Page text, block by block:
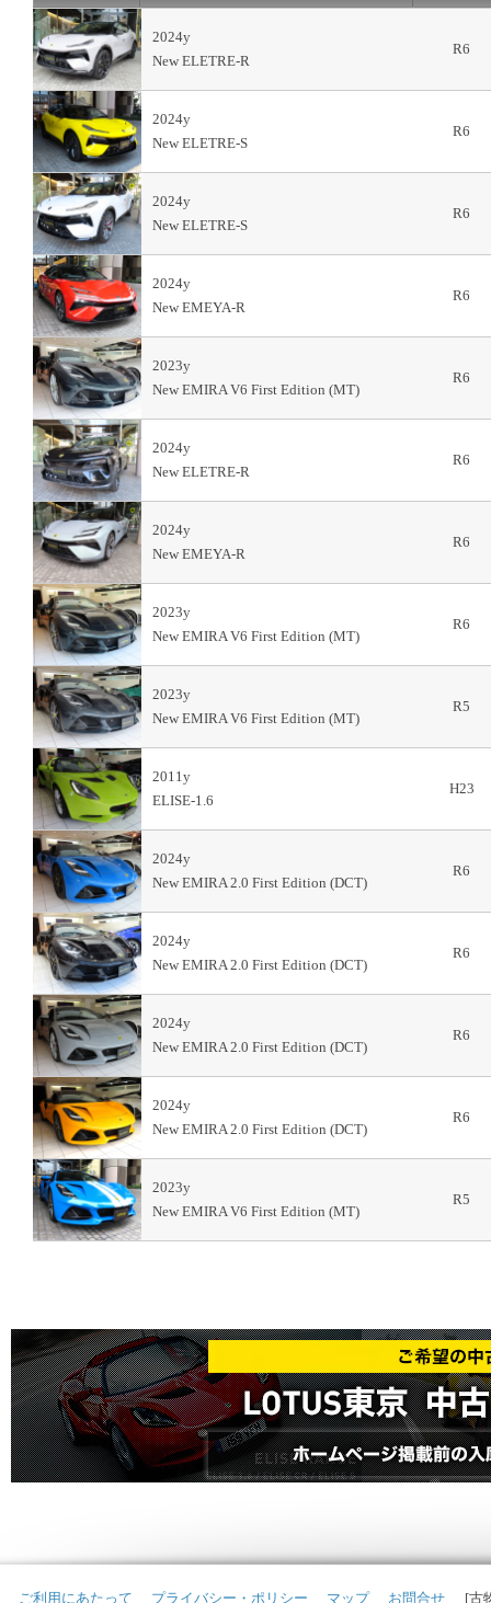
2024y
New ELETRE-R
R6
2024y
New ELETRE-S
R6
2024y
New ELETRE-S
R6
2024y
New EMEYA-R
R6
2023y
New EMIRA V6 First Edition (MT)
R6
2024y
New ELETRE-R
R6
2024y
New EMEYA-R
R6
2023y
New EMIRA V6 First Edition (MT)
R6
2023y
New EMIRA V6 First Edition (MT)
R5
2011y
ELISE-1.6
H23
2024y
New EMIRA 2.0 First Edition (DCT)
R6
2024y
New EMIRA 2.0 First Edition (DCT)
R6
2024y
New EMIRA 2.0 First Edition (DCT)
R6
2024y
New EMIRA 2.0 First Edition (DCT)
R6
2023y
New EMIRA V6 First Edition (MT)
R5
ご利用にあたって プライバシー・ポリシー マップ お問合せ [古